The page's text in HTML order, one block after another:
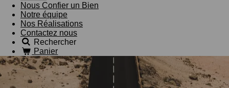
Nous Confier un Bien
Notre équipe
Nos Réalisations
Contactez nous
Rechercher
Panier